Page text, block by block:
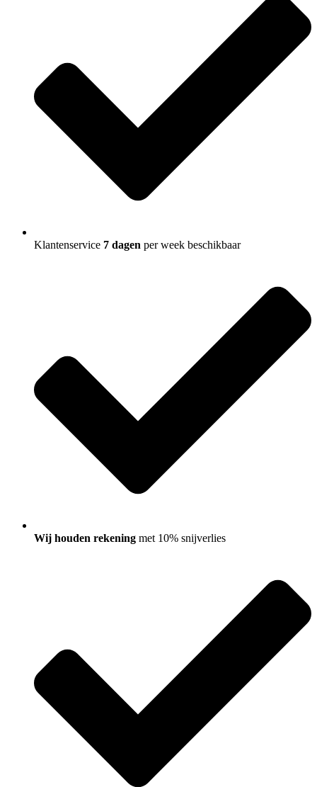
Klantenservice 7 dagen per week beschikbaar
Wij houden rekening met 10% snijverlies